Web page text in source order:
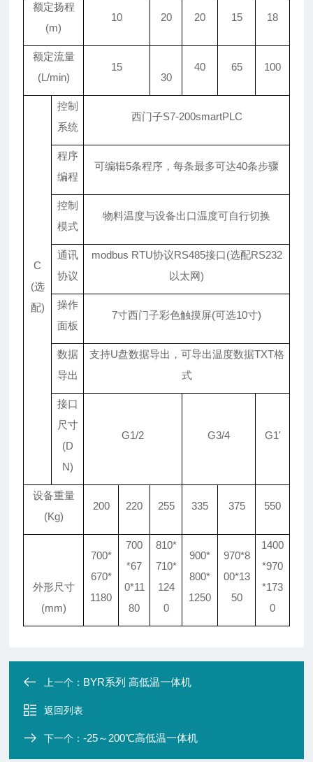
额定扬程
(m)
10 20 20 15 18
额定流量
(L/min)
15
30
40 65 100
C
(选
配)
控制
系统
西门子S7-200smartPLC
程序
编程
可编辑5条程序，每条最多可达40条步骤
控制
模式
物料温度与设备出口温度可自行切换
通讯
协议
modbus RTU协议RS485接口(选配RS232
以太网)
操作
面板
7寸西门子彩色触摸屏(可选10寸)
数据
导出
支持U盘数据导出，可导出温度数据TXT格
式
接口
尺寸
(D
N)
G1/2 G3/4 G1'
设备重量
(Kg)
200 220 255 335 375 550
外形尺寸
(mm)
700*
670*
1180
700
*67
0*11
80
810*
710*
124
0
900*
800*
1250
970*8
00*13
50
1400
*970
*173
0
上一个： BYR系列 高低温一体机
返回列表
下一个：-25～200℃高低温一体机